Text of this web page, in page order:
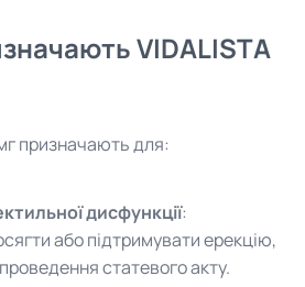
VIDALISTA
призначають для:
дисфункції:
або підтримувати ерекцію,
статевого акту.